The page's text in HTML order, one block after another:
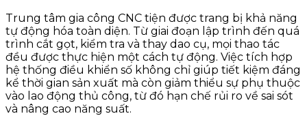
Trung tâm gia công CNC tiện được trang bị khả năng
tự động hóa toàn diện. Từ giai đoạn lập trình đến quá
trình cắt gọt, kiểm tra và thay dao cụ, mọi thao tác
đều được thực hiện một cách tự động. Việc tích hợp
hệ thống điều khiển số không chỉ giúp tiết kiệm đáng
kể thời gian sản xuất mà còn giảm thiểu sự phụ thuộc
vào lao động thủ công, từ đó hạn chế rủi ro về sai sót
và nâng cao năng suất.